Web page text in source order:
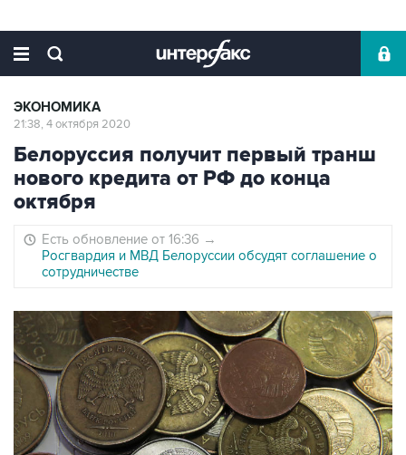
ЭКОНОМИКА
21:38, 4 октября 2020
Белоруссия получит первый транш
нового кредита от РФ до конца
октября
Есть обновление от 16:36 →
Росгвардия и МВД Белоруссии обсудят соглашение о
сотрудничестве